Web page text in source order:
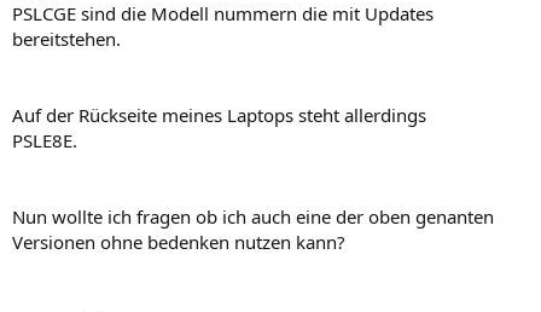
PSLCGE sind die Modell nummern die mit Updates
bereitstehen.
Auf der Rückseite meines Laptops steht allerdings
PSLE8E.
Nun wollte ich fragen ob ich auch eine der oben genanten
Versionen ohne bedenken nutzen kann?